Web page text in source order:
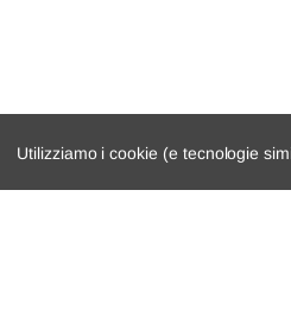
Utilizziamo i cookie (e tecnologie